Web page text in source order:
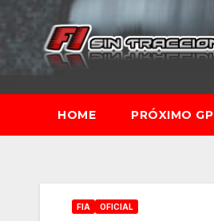
Saltar
contenido
HOME PRÓXIMO GP
FIA OFICIAL